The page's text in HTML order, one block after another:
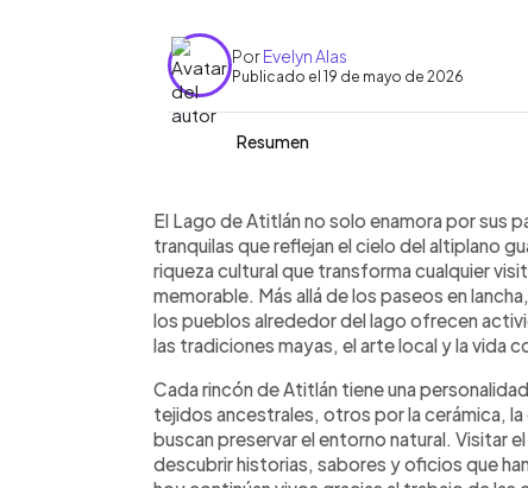
PorEvelyn Alas
Publicado el 19 de mayo de 2026
Resumen
► Escuchar artículo
El Lago de Atitlán ofrece mucho
en lancha. Sus pueblos albergan
conocer la esencia del altiplano
y actividades auténticas. En San
descubrir el arte del tejido maya y
orgánica, mientras que en San
maya sumergido de Samabaj en el
clases de cocina tradicional con
El Lago de Atitlán no solo enamora por sus
tranquilas que reflejan el cielo del altiplano
riqueza cultural que transforma cualquier
memorable. Más allá de los paseos en
los pueblos alrededor del lago ofrecen
las tradiciones mayas, el arte local y la vida
Cada rincón de Atitlán tiene una
tejidos ancestrales, otros por la cerámica,
buscan preservar el entorno natural. Visitar
descubrir historias, sabores y oficios que